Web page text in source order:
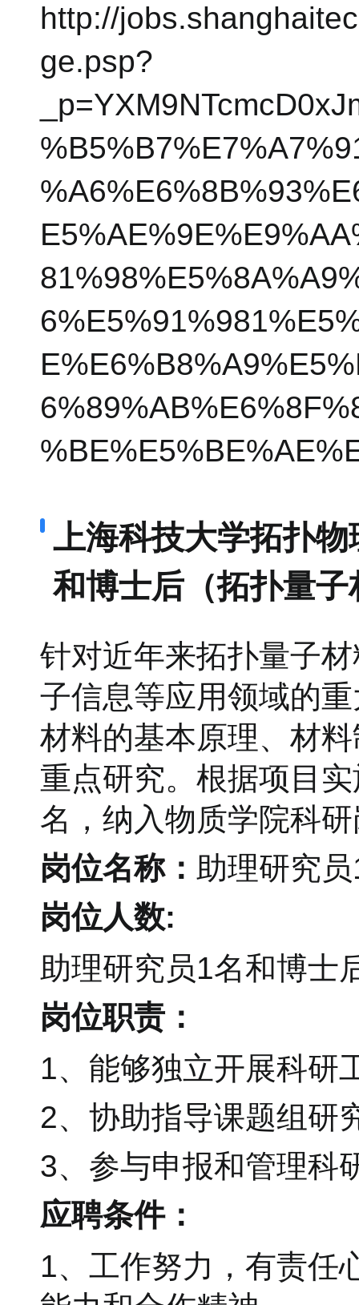
http://
ge.psp?
上海科技大学拓扑
和博士后（拓扑量
针对近年来拓扑量子
子信息等应用领域的
材料的基本原理、材
重点研究。根据项目
名，纳入物质学院科
岗位名称： 助理研究
岗位人数:
助理研究员1名和博士
岗位职责：
1、能够独立开展科研
2、协助指导课题组研
3、参与申报和管理科
应聘条件：
1、工作努力，有责任